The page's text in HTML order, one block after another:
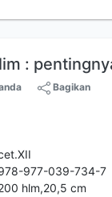
:
Bagikan
977-039-734-7
hlm,20,5 cm